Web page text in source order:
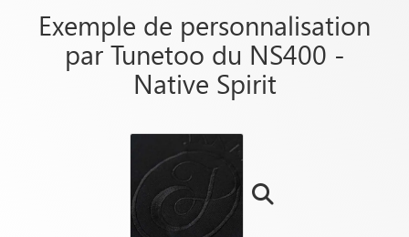
Exemple de personnalisation
par Tunetoo du NS400 -
Native Spirit